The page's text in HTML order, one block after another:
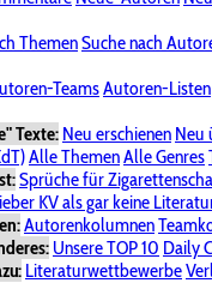
ThemenSuche nach
TeamsAutoren-Listen
Texte: Neu erschienen Neu
Alle ThemenAlle Genres
Sprüche für
KV als gar keine
Autorenkolumnen
Unsere TOP 10 Daily
Literaturwettbewerbe
Bereich "KV-Board"
Spende für KV
Avatare & BilderStalking